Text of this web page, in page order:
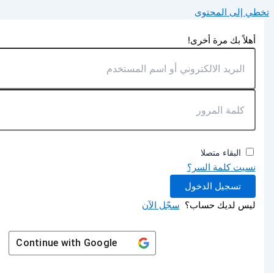
تخطي إلى المحتوى
أهلاً بك مرة أخرى!
البقاء متصلا
نسيت كلمة السر؟
تسجيل الدخول
ليس لديك حساب؟ سجّل الآن
Continue withGoogle